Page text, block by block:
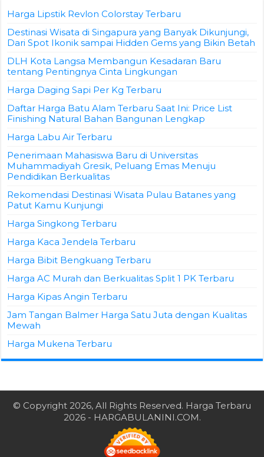
Harga Lipstik Revlon Colorstay Terbaru
Destinasi Wisata di Singapura yang Banyak Dikunjungi,
Dari Spot Ikonik sampai Hidden Gems yang Bikin Betah
DLH Kota Langsa Membangun Kesadaran Baru
tentang Pentingnya Cinta Lingkungan
Harga Daging Sapi Per Kg Terbaru
Daftar Harga Batu Alam Terbaru Saat Ini: Price List
Finishing Natural Bahan Bangunan Lengkap
Harga Labu Air Terbaru
Penerimaan Mahasiswa Baru di Universitas
Muhammadiyah Gresik, Peluang Emas Menuju
Pendidikan Berkualitas
Rekomendasi Destinasi Wisata Pulau Batanes yang
Patut Kamu Kunjungi
Harga Singkong Terbaru
Harga Kaca Jendela Terbaru
Harga Bibit Bengkuang Terbaru
Harga AC Murah dan Berkualitas Split 1 PK Terbaru
Harga Kipas Angin Terbaru
Jam Tangan Balmer Harga Satu Juta dengan Kualitas
Mewah
Harga Mukena Terbaru
© Copyright 2026, All Rights Reserved. Harga Terbaru
2026- HARGABULANINI.COM.